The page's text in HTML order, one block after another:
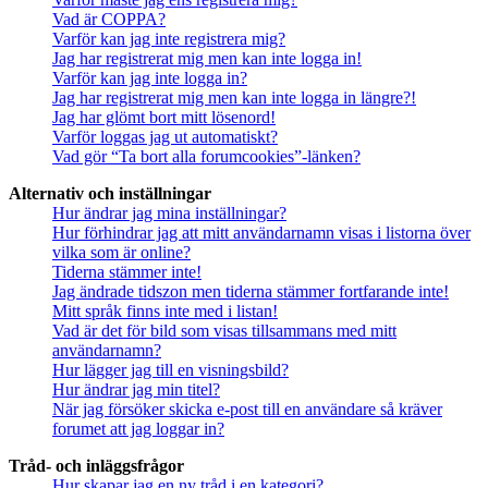
Vad är COPPA?
Varför kan jag inte registrera mig?
Jag har registrerat mig men kan inte logga in!
Varför kan jag inte logga in?
Jag har registrerat mig men kan inte logga in längre?!
Jag har glömt bort mitt lösenord!
Varför loggas jag ut automatiskt?
Vad gör “Ta bort alla forumcookies”-länken?
Alternativ och inställningar
Hur ändrar jag mina inställningar?
Hur förhindrar jag att mitt användarnamn visas i listorna över
vilka som är online?
Tiderna stämmer inte!
Jag ändrade tidszon men tiderna stämmer fortfarande inte!
Mitt språk finns inte med i listan!
Vad är det för bild som visas tillsammans med mitt
användarnamn?
Hur lägger jag till en visningsbild?
Hur ändrar jag min titel?
När jag försöker skicka e-post till en användare så kräver
forumet att jag loggar in?
Tråd- och inläggsfrågor